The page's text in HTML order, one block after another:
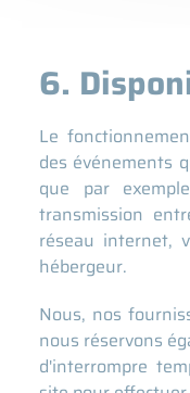
6.
Le
des événements
que par
transmission
réseau internet,
hébergeur.
Nous, nos
nous réservons
d'interrompre